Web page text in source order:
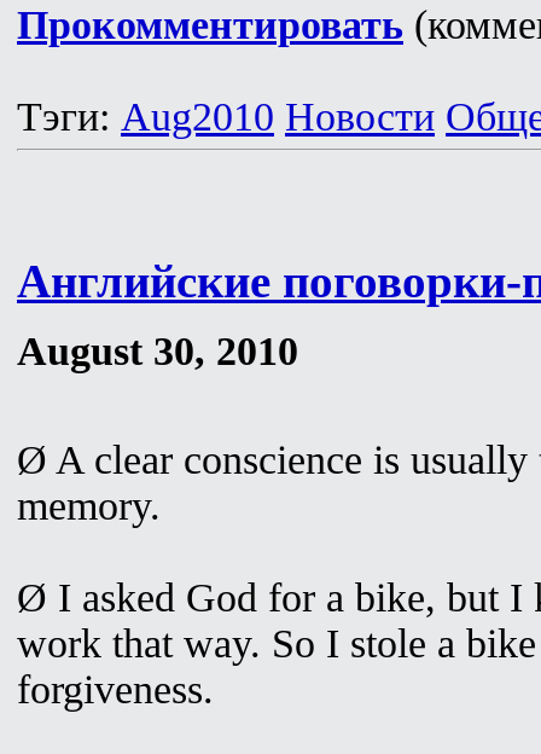
Прокомментировать
Тэги: Aug2010 Новости
Английские поговорки-
August 30, 2010
Ø A clear conscience is usually
memory.
Ø I asked God for a bike, but I
work that way. So I stole a
forgiveness.